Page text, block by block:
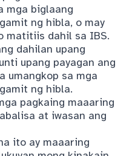
mga biglaang
ng hibla, o may
matitiis dahil sa IBS.
dahilan upang
upang payagan ang
umangkop sa mga
ng hibla.
pagkaing maaaring
at iwasan ang
ito ay maaaring